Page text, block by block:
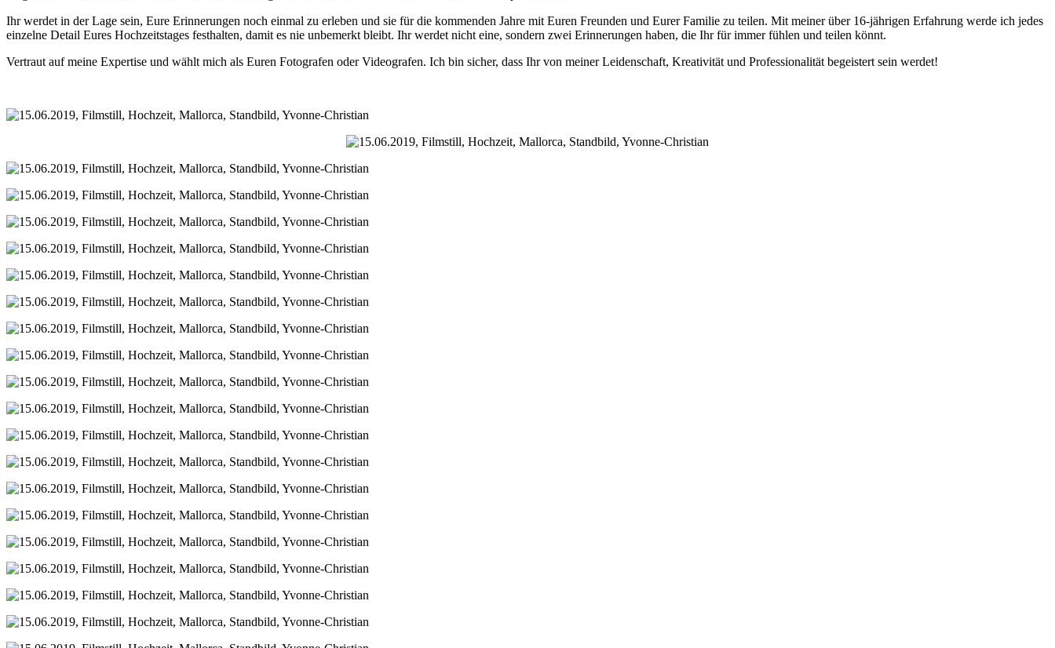
Ihr werdet in der Lage sein, Eure Erinnerungen noch einmal zu erleben und sie für die kommenden Jahre mit Euren Freunden und Eurer Familie zu teilen. Mit meiner über 16-jährigen Erfahrung werde ich jedes
einzelne Detail Eures Hochzeitstages festhalten, damit es nie unbemerkt bleibt. Ihr werdet nicht eine, sondern zwei Erinnerungen haben, die Ihr für immer fühlen und teilen könnt.
Vertraut auf meine Expertise und wählt mich als Euren Fotografen oder Videografen. Ich bin sicher, dass Ihr von meiner Leidenschaft, Kreativität und Professionalität begeistert sein werdet!